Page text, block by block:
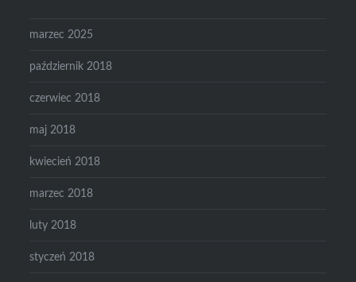
marzec 2025
październik 2018
czerwiec 2018
maj 2018
kwiecień 2018
marzec 2018
luty 2018
styczeń 2018